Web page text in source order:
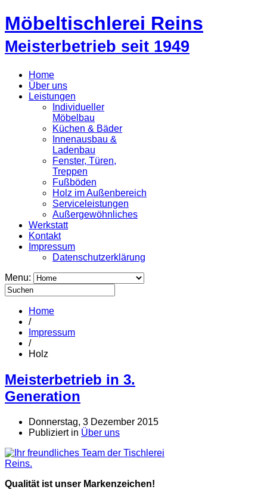
Möbeltischlerei Reins
Meisterbetrieb seit 1949
Home
Über uns
Leistungen
Individueller
Möbelbau
Küchen & Bäder
Innenausbau &
Ladenbau
Fenster, Türen,
Treppen
Fußböden
Holz im Außenbereich
Serviceleistungen
Außergewöhnliches
Werkstatt
Kontakt
Impressum
Datenschutzerklärung
Menu:
Home
/
Impressum
/
Holz
Meisterbetrieb in 3.
Generation
Donnerstag, 3 Dezember 2015
Publiziert in Über uns
Qualität ist unser Markenzeichen!